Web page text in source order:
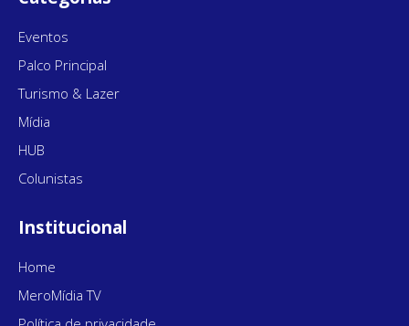
Eventos
Palco Principal
Turismo & Lazer
Mídia
HUB
Colunistas
Institucional
Home
MeroMídia TV